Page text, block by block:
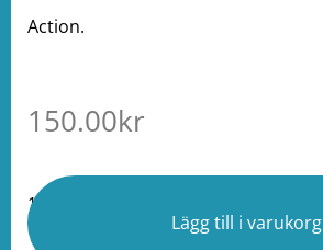
Action.
150.00kr
1 i lager
Lägg till i varukorg